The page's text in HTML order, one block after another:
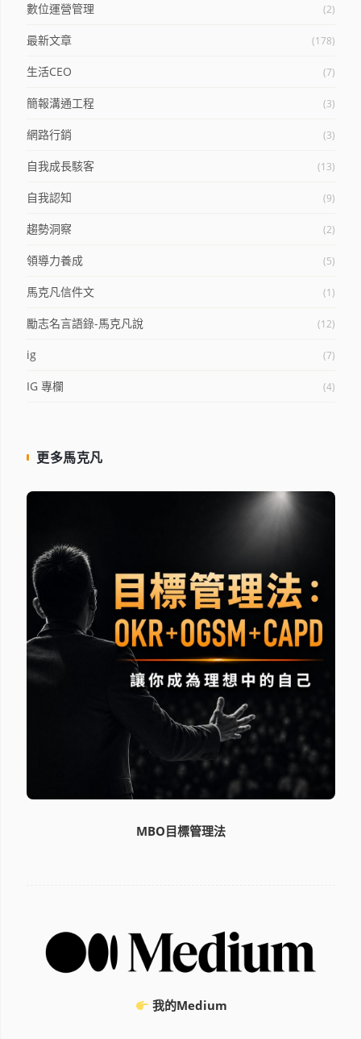
數位運營管理 (2)
最新文章 (178)
生活CEO (7)
簡報溝通工程 (3)
網路行銷 (3)
自我成長駭客 (13)
自我認知 (9)
趨勢洞察 (2)
領導力養成 (5)
馬克凡信件文 (1)
勵志名言語錄-馬克凡說 (12)
ig (7)
IG 專欄 (4)
更多馬克凡
MBO目標管理法
我的Medium